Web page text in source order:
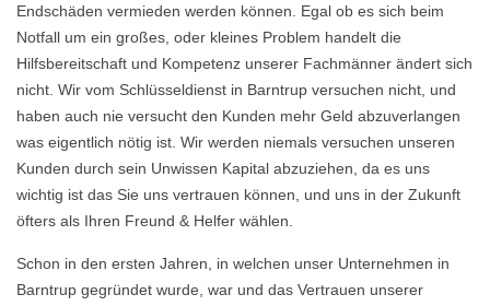
Endschäden vermieden werden können. Egal ob es sich beim
Notfall um ein großes, oder kleines Problem handelt die
Hilfsbereitschaft und Kompetenz unserer Fachmänner ändert sich
nicht. Wir vom Schlüsseldienst in Barntrup versuchen nicht, und
haben auch nie versucht den Kunden mehr Geld abzuverlangen
was eigentlich nötig ist. Wir werden niemals versuchen unseren
Kunden durch sein Unwissen Kapital abzuziehen, da es uns
wichtig ist das Sie uns vertrauen können, und uns in der Zukunft
öfters als Ihren Freund & Helfer wählen.
Schon in den ersten Jahren, in welchen unser Unternehmen in
Barntrup gegründet wurde, war und das Vertrauen unserer